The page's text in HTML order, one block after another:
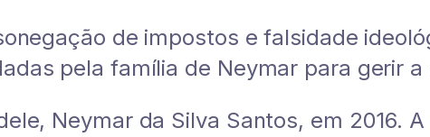
de impostos e falsidade
pela família de Neymar para gerir
Neymar da Silva Santos, em 2016.